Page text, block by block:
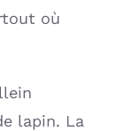
où
lapin. La